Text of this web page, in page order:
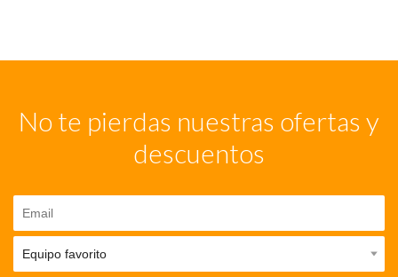
No te pierdas nuestras ofertas y
descuentos